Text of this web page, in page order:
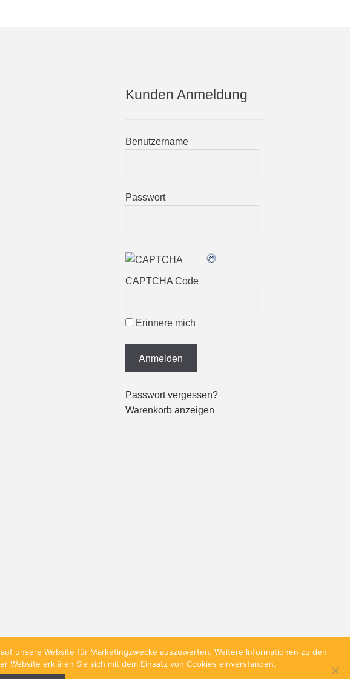
Kunden Anmeldung
Benutzername
Passwort
CAPTCHA Code
Erinnere mich
Passwort vergessen?
Warenkorb anzeigen
unsere Website für Marketingzwecke auszuwerten. Weitere Informationen zu den
erklären Sie sich mit dem Einsatz von Cookies einverstanden.